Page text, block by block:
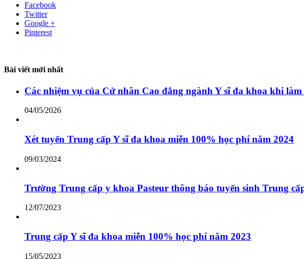
Facebook
Twitter
Google +
Pinterest
Bài viết mới nhất
Các nhiệm vụ của Cử nhân Cao đẳng ngành Y sĩ đa khoa khi làm
04/05/2026
Xét tuyển Trung cấp Y sĩ đa khoa miễn 100% học phí năm 2024
09/03/2024
Trường Trung cấp y khoa Pasteur thông báo tuyển sinh Trung
12/07/2023
Trung cấp Y sĩ đa khoa miễn 100% học phí năm 2023
15/05/2023